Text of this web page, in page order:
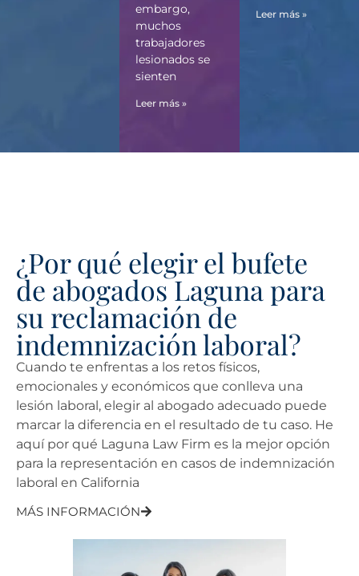
embargo,
muchos
trabajadores
lesionados se
sienten
Leer más »
Leer más »
¿Por qué elegir el bufete
de abogados Laguna para
su reclamación de
indemnización laboral?
Cuando te enfrentas a los retos físicos,
emocionales y económicos que conlleva una
lesión laboral, elegir al abogado adecuado puede
marcar la diferencia en el resultado de tu caso. He
aquí por qué Laguna Law Firm es la mejor opción
para la representación en casos de indemnización
laboral en California
MÁS INFORMACIÓN